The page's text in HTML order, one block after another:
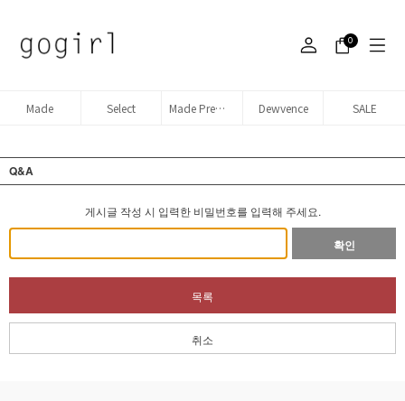
0
Made Select Made Premium denim Dewvence SALE
Q&A
게시글 작성 시 입력한 비밀번호를 입력해 주세요.
확인
목록
취소